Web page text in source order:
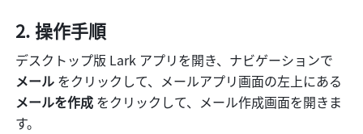
操作手順
メール
メールを作成 をクリックして、メール作成画面を開きま
す。